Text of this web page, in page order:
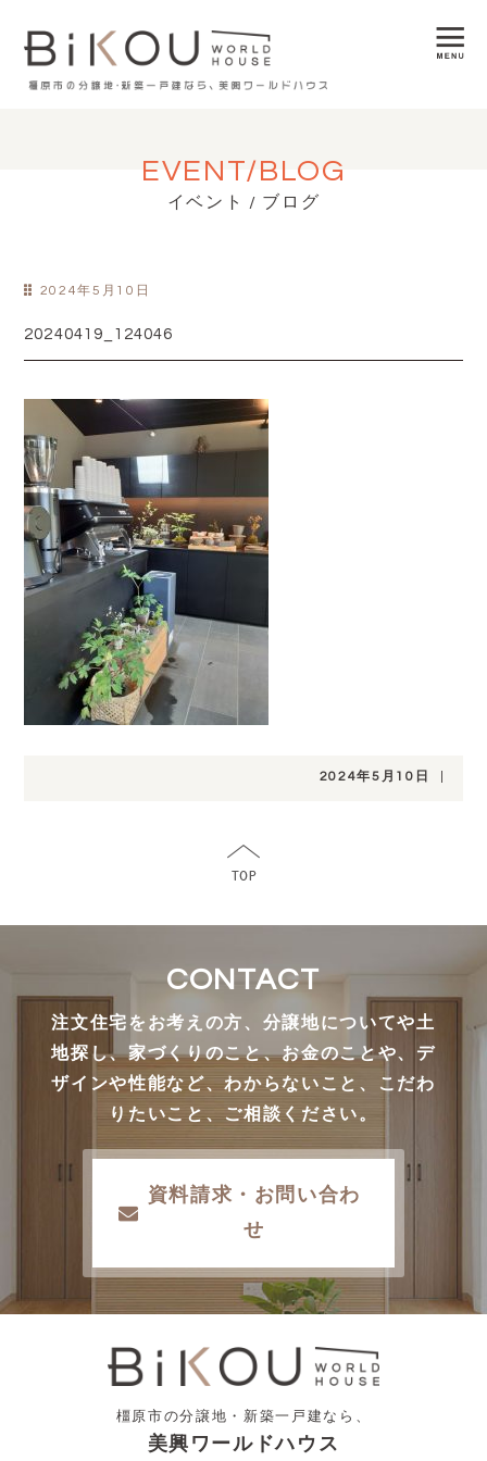
EVENT/BLOG
イベント / ブログ
2024年5月10日
20240419_124046
2024年5月10日
CONTACT
注文住宅をお考えの方、分譲地についてや土
地探し、家づくりのこと、お金のことや、デ
ザインや性能など、わからないこと、こだわ
りたいこと、ご相談ください。
資料請求・お問い合わ
せ
橿原市の分譲地・新築一戸建なら、
美興ワールドハウス